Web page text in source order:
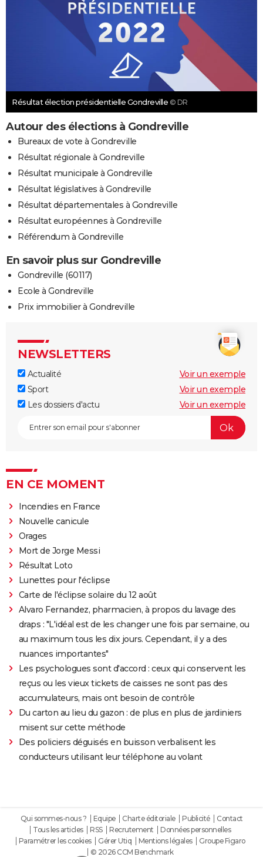
Résultat élection présidentielle Gondreville © DR
Autour des élections à Gondreville
Bureaux de vote à Gondreville
Résultat régionale à Gondreville
Résultat municipale à Gondreville
Résultat législatives à Gondreville
Résultat départementales à Gondreville
Résultat européennes à Gondreville
Référendum à Gondreville
En savoir plus sur Gondreville
Gondreville (60117)
Ecole à Gondreville
Prix immobilier à Gondreville
NEWSLETTERS
Actualité
Voir un exemple
Sport
Voir un exemple
Les dossiers d'actu
Voir un exemple
EN CE MOMENT
Incendies en France
Nouvelle canicule
Orages
Mort de Jorge Messi
Résultat Loto
Lunettes pour l'éclipse
Carte de l'éclipse solaire du 12 août
Alvaro Fernandez, pharmacien, à propos du lavage des
draps : "L'idéal est de les changer une fois par semaine, ou
au maximum tous les dix jours. Cependant, il y a des
nuances importantes"
Les psychologues sont d'accord : ceux qui conservent les
reçus ou les vieux tickets de caisses ne sont pas des
accumulateurs, mais ont besoin de contrôle
Du carton au lieu du gazon : de plus en plus de jardiniers
misent sur cette méthode
Des policiers déguisés en buisson verbalisent les
conducteurs utilisant leur téléphone au volant
Qui sommes-nous ? Equipe Charte éditoriale Publicité
Contact
Tous les articles
RSS Recrutement
Données personnelles
Paramétrer les cookies
Gérer Utiq Mentions légales
Groupe Figaro
© 2026 CCM Benchmark